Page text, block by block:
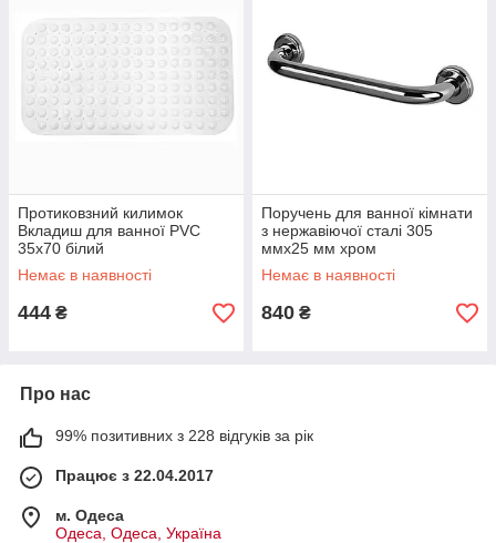
Протиковзний килимок
Вкладиш для ванної PVC
35x70 білий
Немає в наявності
444 ₴
Поручень для ванної кімнати
з нержавіючої сталі 305
ммх25 мм хром
Немає в наявності
840 ₴
Про нас
99% позитивних з 228 відгуків за рік
Працює з 22.04.2017
м. Одеса
Одеса, Одеса, Україна